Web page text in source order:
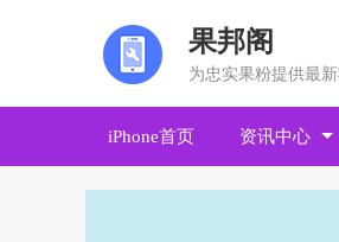
果邦阁
为忠实果粉提供最
iPhone首页 资讯中心